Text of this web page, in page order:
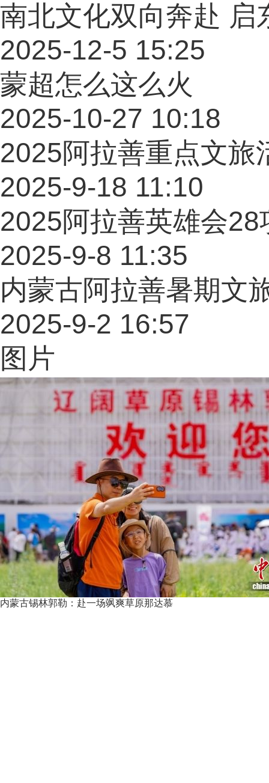
南北文化双向奔赴 启
2025-12-5 15:25
蒙超怎么这么火
2025-10-27 10:18
2025阿拉善重点文旅
2025-9-18 11:10
2025阿拉善英雄会
2025-9-8 11:35
内蒙古阿拉善暑期文
2025-9-2 16:57
图片